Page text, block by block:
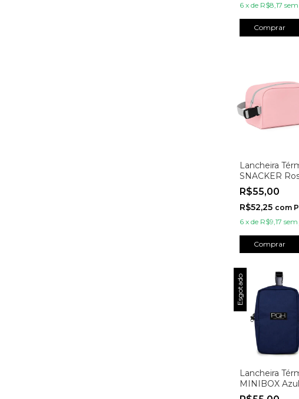
6 x de R$8,17
Comprar
Lancheira
SNACKER
R$55,00
R$52,25 com
6 x de R$9,17
Comprar
Esgotado
Lancheira
MINIBOX Azul
Marinho